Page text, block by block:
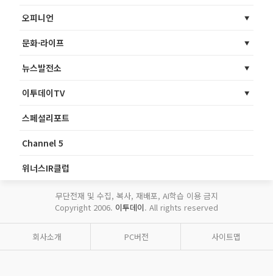
오피니언
문화·라이프
뉴스발전소
이투데이TV
스페셜리포트
Channel 5
위너스IR클럽
무단전재 및 수집, 복사, 재배포, AI학습 이용 금지
Copyright 2006. 이투데이. All rights reserved
회사소개 PC버전 사이트맵